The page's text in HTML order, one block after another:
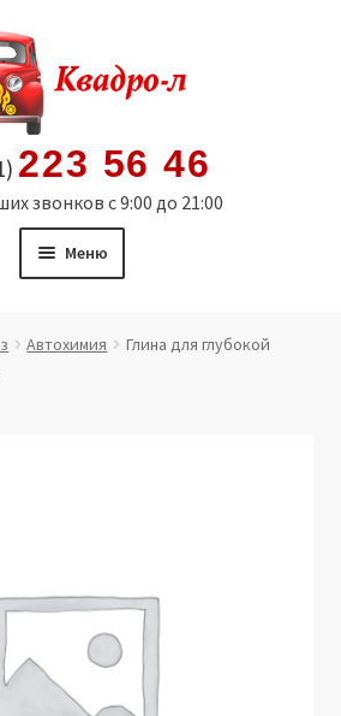
223 56 46
звонков с 9:00 до 21:00
Меню
Автохимия
Глина для глубокой